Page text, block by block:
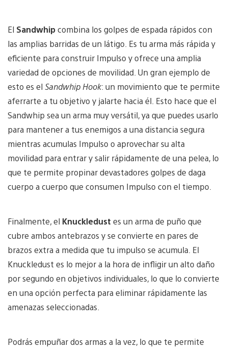
El Sandwhipcombina los golpes de espada rápidos con
las amplias barridas de un látigo. Es tu arma más rápida y
eficiente para construir Impulso y ofrece una amplia
variedad de opciones de movilidad. Un gran ejemplo de
esto es el Sandwhip Hook: un movimiento que te permite
aferrarte a tu objetivo y jalarte hacia él. Esto hace que el
Sandwhip sea un arma muy versátil, ya que puedes usarlo
para mantener a tus enemigos a una distancia segura
mientras acumulas Impulso o aprovechar su alta
movilidad para entrar y salir rápidamente de una pelea, lo
que te permite propinar devastadores golpes de daga
cuerpo a cuerpo que consumen Impulso con el tiempo.
Finalmente, el Knuckledust es un arma de puño que
cubre ambos antebrazos y se convierte en pares de
brazos extra a medida que tu impulso se acumula. El
Knuckledust es lo mejor a la hora de infligir un alto daño
por segundo en objetivos individuales, lo que lo convierte
en una opción perfecta para eliminar rápidamente las
amenazas seleccionadas.
Podrás empuñar dos armas a la vez, lo que te permite